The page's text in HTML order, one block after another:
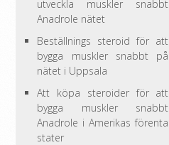
utveckla muskler snabbt
Anadrole nätet
Beställnings steroid för att
bygga muskler snabbt på
nätet i Uppsala
Att köpa steroider för att
bygga muskler snabbt
Anadrole i Amerikas förenta
stater